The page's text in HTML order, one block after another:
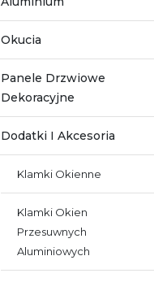
Okucia
Panele Drzwiowe
Dekoracyjne
Dodatki I Akcesoria
Klamki Okienne
Klamki Okien
Przesuwnych
Aluminiowych